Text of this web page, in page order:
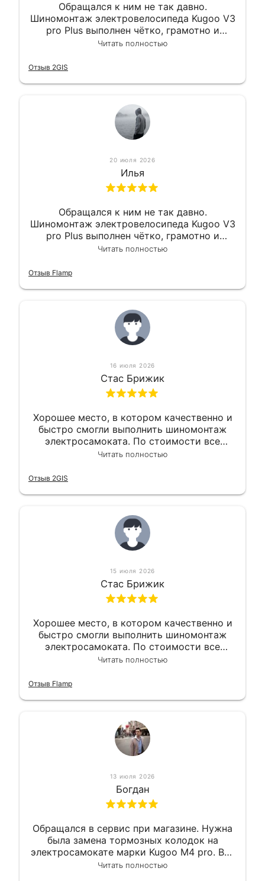
Обращался к ним не так давно.
Шиномонтаж электровелосипеда Kugoo V3
pro Plus выполнен чётко, грамотно и
квалифицированно. Всё сделано
Читать полностью
Отзыв 2GIS
20 июля 2026
Илья
Обращался к ним не так давно.
Шиномонтаж электровелосипеда Kugoo V3
pro Plus выполнен чётко, грамотно и
квалифицированно. Всё сделано
Читать полностью
Отзыв Flamp
16 июля 2026
Стас Брижик
Хорошее место, в котором качественно и
быстро смогли выполнить шиномонтаж
электросамоката. По стоимости все
вышло вообще приемлемо хочу сказать.
Читать полностью
Отзыв 2GIS
15 июля 2026
Стас Брижик
Хорошее место, в котором качественно и
быстро смогли выполнить шиномонтаж
электросамоката. По стоимости все
вышло вообще приемлемо хочу сказать.
Читать полностью
Отзыв Flamp
13 июля 2026
Богдан
Обращался в сервис при магазине. Нужна
была замена тормозных колодок на
электросамокате марки Kugoo M4 pro. Всё
сделали в лучшем виде и в максимально
Читать полностью